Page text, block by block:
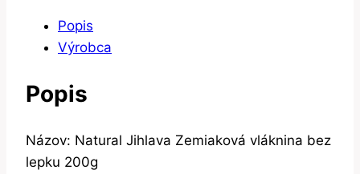
Popis
Výrobca
Popis
Názov: Natural Jihlava Zemiaková vláknina bez
lepku 200g